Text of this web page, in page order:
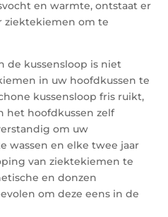
en warmte, ontstaat er
ziektekiemen om te
de kussensloop is niet
in uw hoofdkussen te
kussensloop fris ruikt,
het hoofdkussen zelf
om uw
wassen en elke twee jaar
van ziektekiemen te
en donzen
om deze eens in de